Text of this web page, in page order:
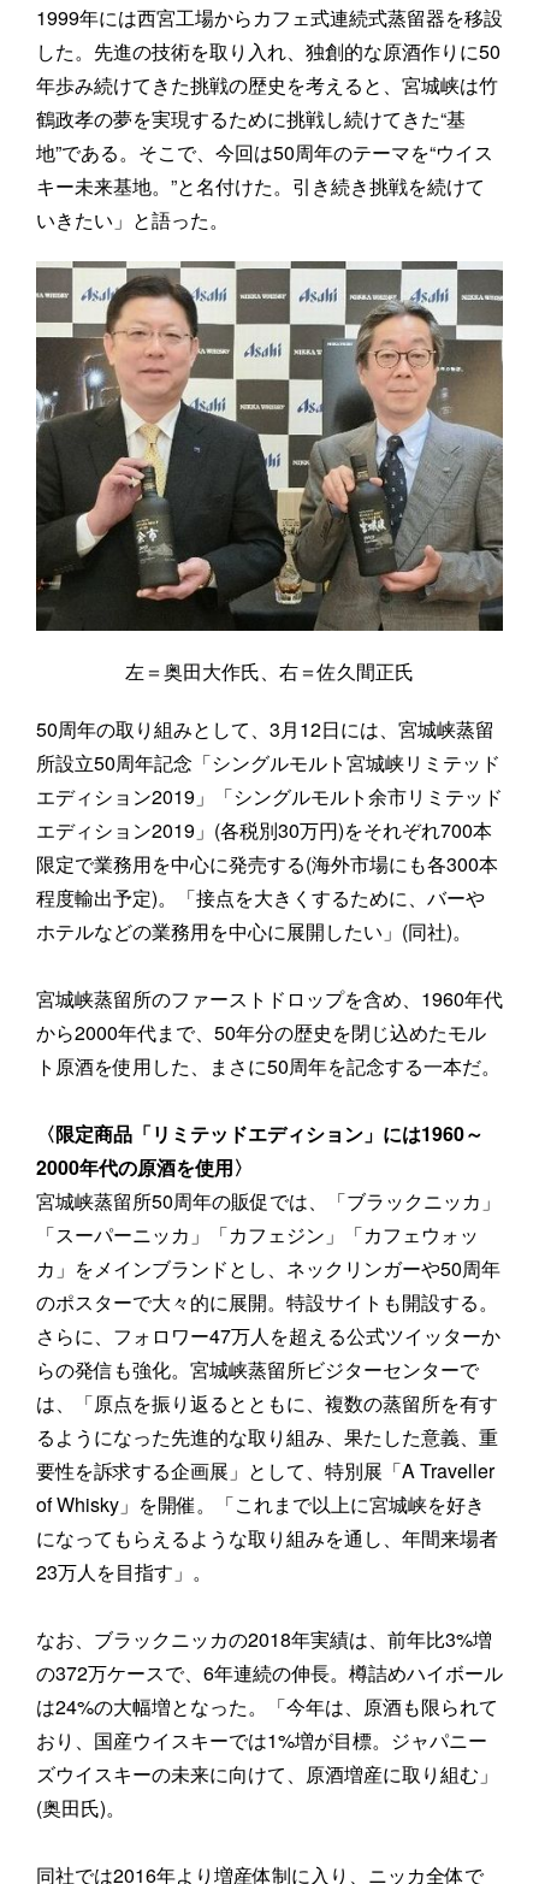
1999年には西宮工場からカフェ式連続式蒸留器を移設
した。先進の技術を取り入れ、独創的な原酒作りに50
年歩み続けてきた挑戦の歴史を考えると、宮城峡は竹
鶴政孝の夢を実現するために挑戦し続けてきた“基
地”である。そこで、今回は50周年のテーマを“ウイス
キー未来基地。”と名付けた。引き続き挑戦を続けて
いきたい」と語った。
左＝奥田大作氏、右＝佐久間正氏
50周年の取り組みとして、3月12日には、宮城峡蒸留
所設立50周年記念「シングルモルト宮城峡リミテッド
エディション2019」「シングルモルト余市リミテッド
エディション2019」(各税別30万円)をそれぞれ700本
限定で業務用を中心に発売する(海外市場にも各300本
程度輸出予定)。「接点を大きくするために、バーや
ホテルなどの業務用を中心に展開したい」(同社)。
宮城峡蒸留所のファーストドロップを含め、1960年代
から2000年代まで、50年分の歴史を閉じ込めたモル
ト原酒を使用した、まさに50周年を記念する一本だ。
〈限定商品「リミテッドエディション」には1960～
2000年代の原酒を使用〉
宮城峡蒸留所50周年の販促では、「ブラックニッカ」
「スーパーニッカ」「カフェジン」「カフェウォッ
カ」をメインブランドとし、ネックリンガーや50周年
のポスターで大々的に展開。特設サイトも開設する。
さらに、フォロワー47万人を超える公式ツイッターか
らの発信も強化。宮城峡蒸留所ビジターセンターで
は、「原点を振り返るとともに、複数の蒸留所を有す
るようになった先進的な取り組み、果たした意義、重
要性を訴求する企画展」として、特別展「A Traveller
of Whisky」を開催。「これまで以上に宮城峡を好き
になってもらえるような取り組みを通し、年間来場者
23万人を目指す」。
なお、ブラックニッカの2018年実績は、前年比3%増
の372万ケースで、6年連続の伸長。樽詰めハイボール
は24%の大幅増となった。「今年は、原酒も限られて
おり、国産ウイスキーでは1%増が目標。ジャパニー
ズウイスキーの未来に向けて、原酒増産に取り組む」
(奥田氏)。
同社では2016年より増産体制に入り、ニッカ全体で